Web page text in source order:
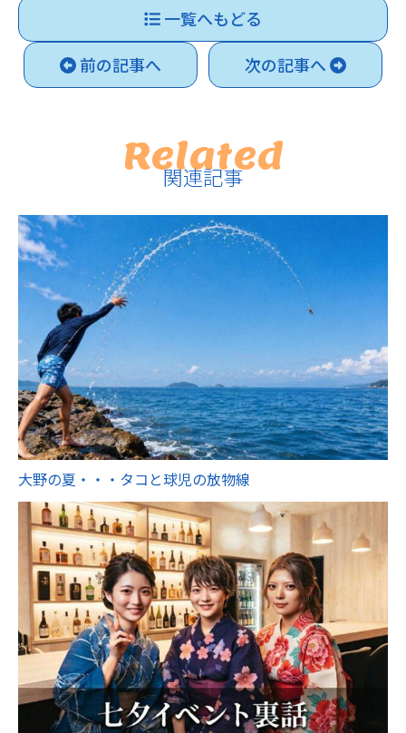
一覧へもどる
前の記事へ
次の記事へ
Related
関連記事
大野の夏・・・タコと球児の放物線